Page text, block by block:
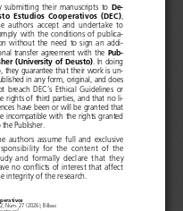
Núm. 27 (2026), Bilbao
submitting  their  manuscripts  to De-
Estudios  Cooperativos  (DEC),
authors  accept  and  undertake  to
with  the  conditions  of  publica-
without  the  need  to  sign  an  addi-
transfer  agreement  with  the Pub-
(University of Deusto). In doing
they guarantee that their work is un-
in any form, original, and does
breach  DEC’s  Ethical  Guidelines  or
rights of third parties, and that no li-
have been or will be granted that
incompatible with the rights granted
the Publisher.
authors  assume  full  and  exclusive
for  the  content  of  the
and  formally  declare  that  they
no conflicts of interest that affect
integrity of the research.